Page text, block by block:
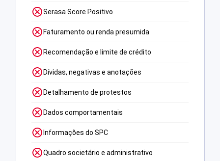
Serasa Score Positivo
Faturamento ou renda presumida
Recomendação e limite de crédito
Dívidas, negativas e anotações
Detalhamento de protestos
Dados comportamentais
Informações do SPC
Quadro societário e administrativo